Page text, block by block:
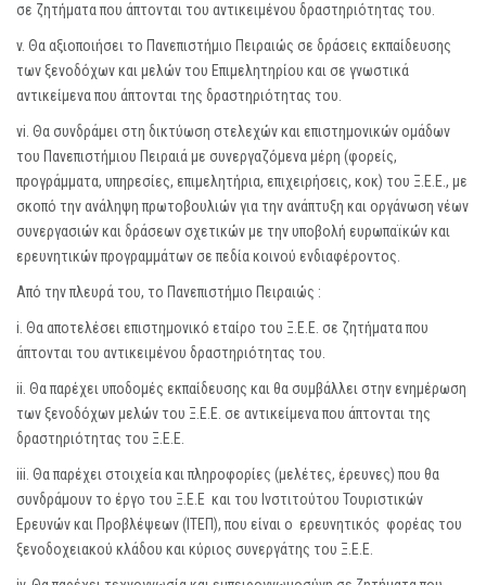
σε ζητήματα που άπτονται του αντικειμένου δραστηριότητας του.
v. Θα αξιοποιήσει το Πανεπιστήμιο Πειραιώς σε δράσεις εκπαίδευσης
των ξενοδόχων και μελών του Επιμελητηρίου και σε γνωστικά
αντικείμενα που άπτονται της δραστηριότητας του.
vi. Θα συνδράμει στη δικτύωση στελεχών και επιστημονικών ομάδων
του Πανεπιστήμιου Πειραιά με συνεργαζόμενα μέρη (φορείς,
προγράμματα, υπηρεσίες, επιμελητήρια, επιχειρήσεις, κοκ) του Ξ.Ε.Ε., με
σκοπό την ανάληψη πρωτοβουλιών για την ανάπτυξη και οργάνωση νέων
συνεργασιών και δράσεων σχετικών με την υποβολή ευρωπαϊκών και
ερευνητικών προγραμμάτων σε πεδία κοινού ενδιαφέροντος.
Από την πλευρά του, το Πανεπιστήμιο Πειραιώς :
i. Θα αποτελέσει επιστημονικό εταίρο του Ξ.Ε.Ε. σε ζητήματα που
άπτονται του αντικειμένου δραστηριότητας του.
ii. Θα παρέχει υποδομές εκπαίδευσης και θα συμβάλλει στην ενημέρωση
των ξενοδόχων μελών του Ξ.Ε.Ε. σε αντικείμενα που άπτονται της
δραστηριότητας του Ξ.Ε.Ε.
iii. Θα παρέχει στοιχεία και πληροφορίες (μελέτες, έρευνες) που θα
συνδράμουν το έργο του Ξ.Ε.Ε και του Ινστιτούτου Τουριστικών
Ερευνών και Προβλέψεων (ΙΤΕΠ), που είναι ο ερευνητικός φορέας του
ξενοδοχειακού κλάδου και κύριος συνεργάτης του Ξ.Ε.Ε.